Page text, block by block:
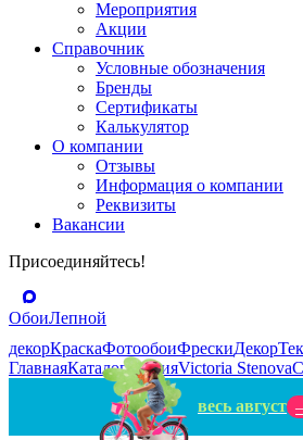
Мероприятия
Акции
Справочник
Условные обозначения
Бренды
Сертификаты
Калькулятор
О компании
Отзывы
Информация о компании
Реквизиты
Вакансии
Присоединяйтесь!
ОбоиЛепной
декорКраскаФотообоиФрескиДекор
ГлавнаяКаталогРоссияVictoria Stenova
весь август